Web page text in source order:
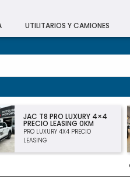
UTILITARIOS Y CAMIONES
JAC T8 PRO LUXURY 4×4
PRECIO LEASING 0KM
PRO LUXURY 4X4 PRECIO
LEASING